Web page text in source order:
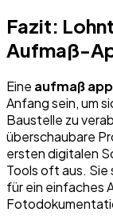
Fazit:
Aufmaß-
Eine aufmaß
Anfang sein, um
Baustelle zu
überschaubare
ersten digitalen
Tools oft aus. Sie
für ein einfaches